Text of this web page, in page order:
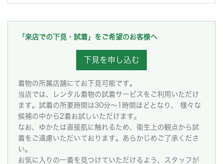
「来店での下見・試着」をご希望のお客様へ
下見を申し込む
着物の所属店舗にてお下見可能です。
当店では、レンタル着物の試着サービスをご利用いただけ
ます。試着の所要時間は30分～1時間ほどとなり、 様々な
候補の中から2着お試しいただけます。
なお、ゆかたは直接肌に触れるため、衛生上の観点から試
着をご遠慮いただいております。あらかじめご了承くださ
い。
お気に入りの一着を見つけていただけるよう、スタッフが